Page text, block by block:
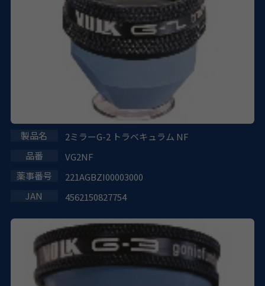
2ミラーG-2 トラベキュラム NF
VG2NF
221AGBZI00003000
4562150827754